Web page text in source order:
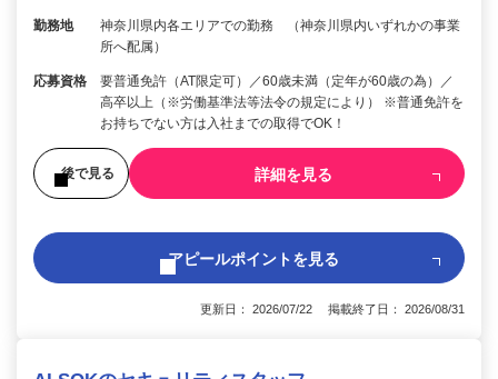
勤務地
神奈川県内各エリアでの勤務 （神奈川県内いずれかの事業
所へ配属）
応募資格
要普通免許（AT限定可）／60歳未満（定年が60歳の為）／
高卒以上（※労働基準法等法令の規定により） ※普通免許を
お持ちでない方は入社までの取得でOK！
後で見る 詳細を見る
アピールポイントを見る
更新日： 2026/07/22 掲載終了日： 2026/08/31